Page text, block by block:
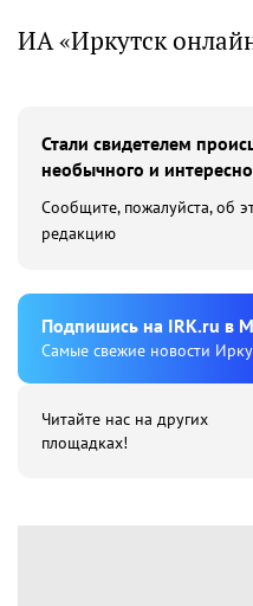
ИА «Иркутск
Стали свидетелем
необычного и
Сообщите, пожалуйста, об
редакцию
Подпишиcь на IRK.ru в
Cамые свежие новости
Читайте нас на других
площадках!